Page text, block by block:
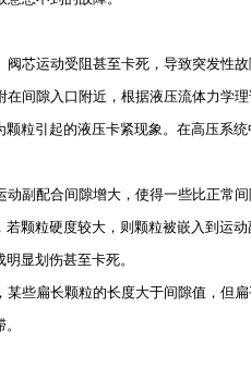
芯运动受阻甚至卡死，导致突发性故
间隙入口附近，根据液压流体力学
粒引起的液压卡紧现象。在高压系
副配合间隙增大，使得一些比正常
颗粒硬度较大，则颗粒被嵌入到运
显划伤甚至卡死。
些扁长颗粒的长度大于间隙值，但